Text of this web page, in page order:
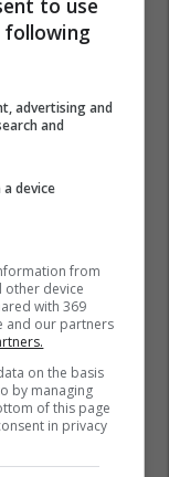
to use
advertising and
and
device
from
other device
with 369
and our partners
on the basis
by managing
of this page
in privacy